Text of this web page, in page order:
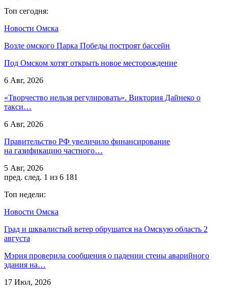
Топ сегодня:
Новости Омска
Возле омского Парка Победы построят бассейн
Под Омском хотят открыть новое месторождение
6 Авг, 2026
«Творчество нельзя регулировать». Виктория Дайнеко о
такси…
6 Авг, 2026
Правительство РФ увеличило финансирование
на газификацию частного…
5 Авг, 2026
пред. след. 1 из 6 181
Топ недели:
Новости Омска
Град и шквалистый ветер обрушатся на Омскую область 2
августа
Мэрия проверила сообщения о падении стены аварийного
здания на…
17 Июл, 2026